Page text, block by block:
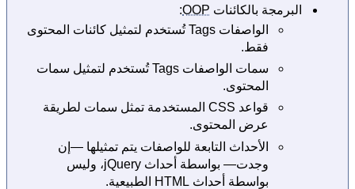
البرمجة بالكائنات OOP
:
الواصفات Tags تُستخدم لتمثيل كائنات المحتوى
فقط.
سمات الواصفات Tags تُستخدم لتمثيل سمات
المحتوى.
قواعد CSS المستخدمة تمثل سمات لطريقة
عرض المحتوى.
الأحداث التابعة للواصفات يتم تمثيلها —إن
وجدت— بواسطة أحداث jQuery، وليس
بواسطة أحداث HTML الطبيعية.